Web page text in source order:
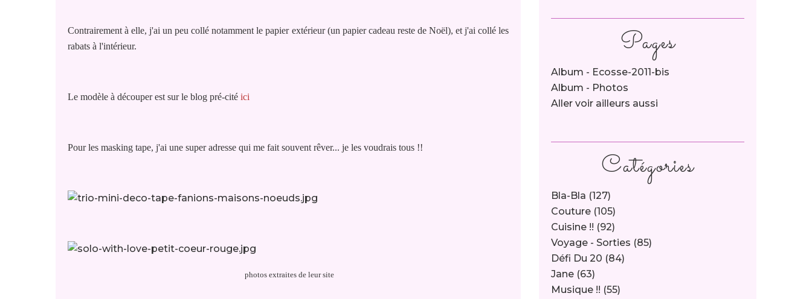
Contrairement à elle, j'ai un peu collé notamment le papier extérieur (un papier cadeau reste de Noël), et j'ai collé les
rabats à l'intérieur.
Le modèle à découper est sur le blog pré-cité ici
Pour les masking tape, j'ai une super adresse qui me fait souvent rêver... je les voudrais tous !!
photos extraites de leur site
Catégories
Bla-Bla (127)
Couture (105)
Cuisine !! (92)
Voyage - Sorties (85)
Défi Du 20 (84)
Jane (63)
Musique !! (55)
Pages
Album - Ecosse-2011-bis
Album - Photos
Aller voir ailleurs aussi